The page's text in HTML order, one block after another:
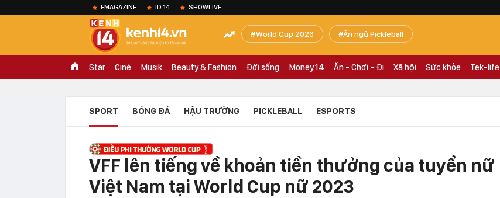
EMAGAZINE ID.14 SHOWLIVE
World Cup 2026 Ăn ngủ Pickleball
Star Ciné Musik Beauty & Fashion Đời sống Money.14 Ăn - Chơi - Đi Xã hội Sức khỏe Tek-life
SPORT BÓNG ĐÁ HẬU TRƯỜNG PICKLEBALL ESPORTS
VFF lên tiếng về khoản tiền thưởng của tuyển nữ
Việt Nam tại World Cup nữ 2023